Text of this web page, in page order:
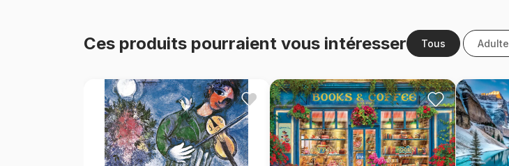
Ces produits pourraient vous intéresser Tous Adulte